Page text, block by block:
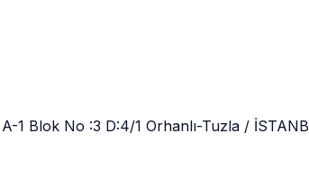
1 Blok No :3 D:4/1 Orhanlı-Tuzla /